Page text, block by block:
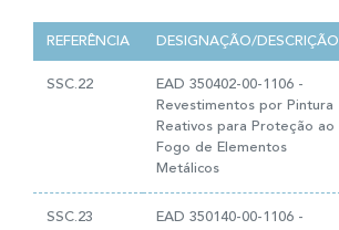
REFERÊNCIA DESIGNAÇÃO/DESCRIÇÃO
SSC.22
EAD 350402-00-1106 -
Revestimentos por Pintura
Reativos para Proteção ao
Fogo de Elementos
Metálicos
SSC.23
EAD 350140-00-1106 -